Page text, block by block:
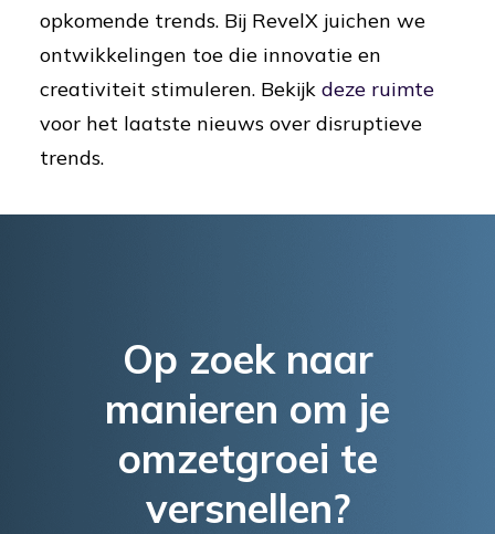
opkomende trends. Bij RevelX juichen we
ontwikkelingen toe die innovatie en
creativiteit stimuleren. Bekijk deze ruimte
voor het laatste nieuws over disruptieve
trends.
Op zoek naar
manieren om je
omzetgroei te
versnellen?